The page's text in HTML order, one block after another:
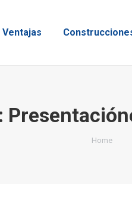
Ventajas
You are
Home